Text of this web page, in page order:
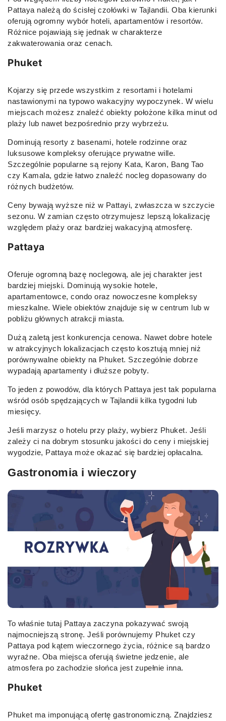
Pattaya należą do ścisłej czołówki w Tajlandii. Oba kierunki
oferują ogromny wybór hoteli, apartamentów i resortów.
Różnice pojawiają się jednak w charakterze
zakwaterowania oraz cenach.
Phuket
Kojarzy się przede wszystkim z resortami i hotelami
nastawionymi na typowo wakacyjny wypoczynek. W wielu
miejscach możesz znaleźć obiekty położone kilka minut od
plaży lub nawet bezpośrednio przy wybrzeżu.
Dominują resorty z basenami, hotele rodzinne oraz
luksusowe kompleksy oferujące prywatne wille.
Szczególnie popularne są rejony Kata, Karon, Bang Tao
czy Kamala, gdzie łatwo znaleźć nocleg dopasowany do
różnych budżetów.
Ceny bywają wyższe niż w Pattayi, zwłaszcza w szczycie
sezonu. W zamian często otrzymujesz lepszą lokalizację
względem plaży oraz bardziej wakacyjną atmosferę.
Pattaya
Oferuje ogromną bazę noclegową, ale jej charakter jest
bardziej miejski. Dominują wysokie hotele,
apartamentowce, condo oraz nowoczesne kompleksy
mieszkalne. Wiele obiektów znajduje się w centrum lub w
pobliżu głównych atrakcji miasta.
Dużą zaletą jest konkurencja cenowa. Nawet dobre hotele
w atrakcyjnych lokalizacjach często kosztują mniej niż
porównywalne obiekty na Phuket. Szczególnie dobrze
wypadają apartamenty i dłuższe pobyty.
To jeden z powodów, dla których Pattaya jest tak popularna
wśród osób spędzających w Tajlandii kilka tygodni lub
miesięcy.
Jeśli marzysz o hotelu przy plaży, wybierz Phuket. Jeśli
zależy ci na dobrym stosunku jakości do ceny i miejskiej
wygodzie, Pattaya może okazać się bardziej opłacalna.
Gastronomia i wieczory
To właśnie tutaj Pattaya zaczyna pokazywać swoją
najmocniejszą stronę. Jeśli porównujemy Phuket czy
Pattaya pod kątem wieczornego życia, różnice są bardzo
wyraźne. Oba miejsca oferują świetne jedzenie, ale
atmosfera po zachodzie słońca jest zupełnie inna.
Phuket
Phuket ma imponującą ofertę gastronomiczną. Znajdziesz